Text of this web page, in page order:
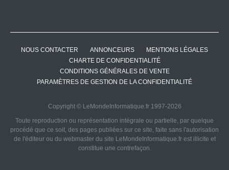
NOUS CONTACTER ANNONCEURS
MENTIONS LÉGALES
CHARTE DE CONFIDENTIALITÉ
CONDITIONS GÉNÉRALES DE VENTE
PARAMÈTRES DE GESTION DE LA CONFIDENTIALITÉ
Copyright © LeMondeInformatique.fr 1997-2026
Toute reproduction ou représentation intégrale ou partielle, par quelque
procédé que ce soit, des pages publiées sur ce site, faite sans l'autorisation
de l'éditeur ou du webmaster du site LeMondeInformatique.fr est illicite et
constitue une contrefaçon.